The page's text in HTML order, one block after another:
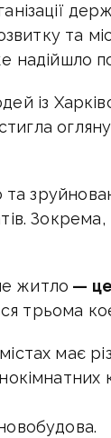
та
надійшло
із
Зокрема,
житло —
трьома
має